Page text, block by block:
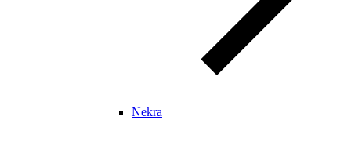
Nekra